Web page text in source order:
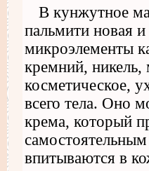
В кунжутное
пальмити новая
микроэлементы
кремний, никель,
косметическое,
всего тела. Оно
крема, который
впитываются в